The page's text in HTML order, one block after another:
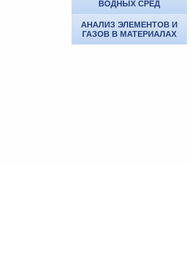
ВОДНЫХ СРЕД
АНАЛИЗ ЭЛЕМЕНТОВ И
ГАЗОВ В МАТЕРИАЛАХ